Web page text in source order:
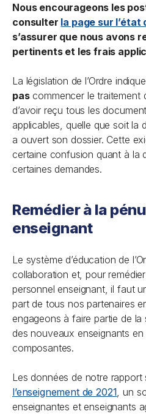
Nous encourageons les
consulter la page sur l’état
s’assurer que nous avons
pertinents et les frais
La législation de l’Ordre
pascommencer le traitement
d’avoir reçu tous les
applicables, quelle que soit la
a ouvert son dossier. Cette
certaine confusion quant à la
certaines demandes.
Remédier à la
enseignant
Le système d’éducation de
collaboration et, pour
personnel enseignant, il faut
part de tous nos partenaires
engageons à faire partie de
des nouveaux enseignants en
composantes.
Les données de notre
l’enseignement de 2021, un
enseignantes et enseignants